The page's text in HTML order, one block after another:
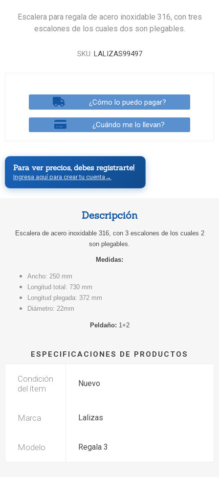
Escalera para regala de acero inoxidable 316, con tres
escalones de los cuales dos son plegables.
SKU: LALIZAS99497
¿Cómo lo puedo pagar?
¿Cuándo me lo llevan?
Para ver precios, debes registrarte!
Ingresa aquí para crear tu cuenta →
Descripción
Escalera de acero inoxidable 316, con 3 escalones de los cuales 2
son plegables.
Medidas:
Ancho: 250 mm
Longitud total: 730 mm
Longitud plegada: 372 mm
Diámetro: 22mm
Peldaño: 1+2
ESPECIFICACIONES DE PRODUCTOS
Condición
del ítem
Nuevo
Marca Lalizas
Modelo Regala 3